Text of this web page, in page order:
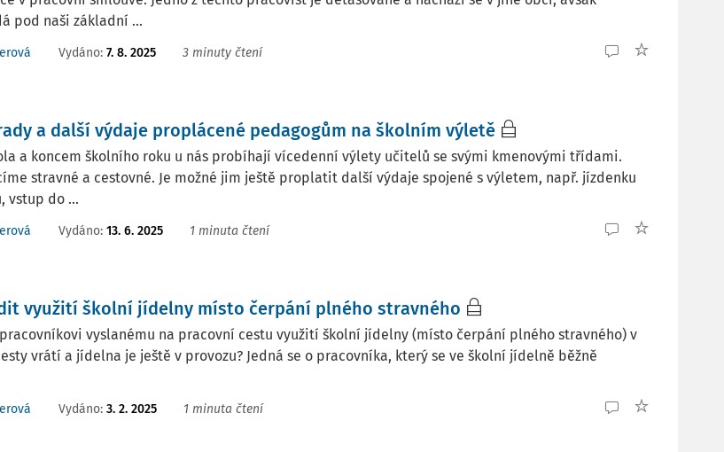
pod naši základní ...
Vydáno: 7. 8. 2025 3 minuty čtení
a další výdaje proplácené pedagogům na školním výletě
a koncem školního roku u nás probíhají vícedenní výlety učitelů se svými kmenovými třídami.
stravné a cestovné. Je možné jim ještě proplatit další výdaje spojené s výletem, např. jízdenku
vstup do ...
Vydáno: 13. 6. 2025 1 minuta čtení
využití školní jídelny místo čerpání plného stravného
vyslanému na pracovní cestu využití školní jídelny (místo čerpání plného stravného) v
vrátí a jídelna je ještě v provozu? Jedná se o pracovníka, který se ve školní jídelně běžně
Vydáno: 3. 2. 2025 1 minuta čtení